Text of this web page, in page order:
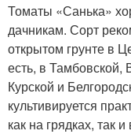
Томаты «Санька»
дачникам. Сорт
открытом грунте в
есть, в Тамбовской,
Курской и
культивируется
как на грядках, так